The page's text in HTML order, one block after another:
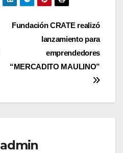
Fundación CRATE realizó
lanzamiento para
emprendedores
“MERCADITO MAULINO”
admin